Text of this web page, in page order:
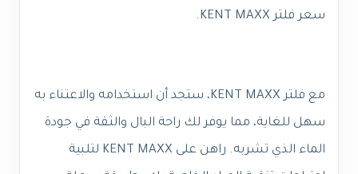
سعر فلتر KENT MAXX
.
مع فلتر KENT MAXX، ستجد أن استخدامه والاعتناء به
سهل للغاية، مما يوفر لك راحة البال والثقة في جودة
الماء الذي تشربه. راهن على KENT MAXX لتلبية